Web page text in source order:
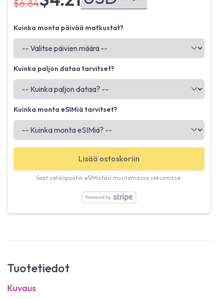
$6.84
Kuinka monta päivää matkustat?
Kuinka paljon dataa tarvitset?
Kuinka monta eSIMiä tarvitset?
Lisää ostoskoriin
Saat sähköpostin eSIMistäsi muutamassa sekunnissa.
Tuotetiedot
Kuvaus